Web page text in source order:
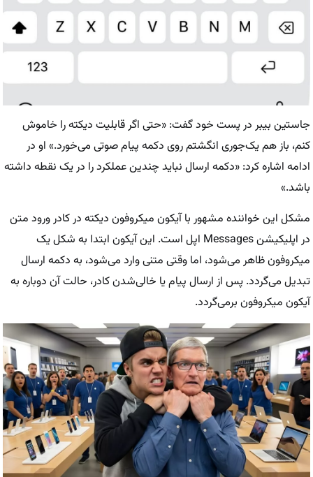
جاستین بیبر در پست خود گفت: «حتی اگر قابلیت دیکته را خاموش
کنم، باز هم یک‌جوری انگشتم روی دکمه پیام صوتی می‌خورد.» او در
ادامه اشاره کرد: «دکمه ارسال نباید چندین عملکرد را در یک نقطه داشته
باشد.»
مشکل این خواننده مشهور با آیکون میکروفون دیکته در کادر ورود متن
در اپلیکیشن Messages اپل است. این آیکون ابتدا به شکل یک
میکروفون ظاهر می‌شود، اما وقتی متنی وارد می‌شود، به دکمه ارسال
تبدیل می‌گردد. پس از ارسال پیام یا خالی‌شدن کادر، حالت آن دوباره به
آیکون میکروفون برمی‌گردد.